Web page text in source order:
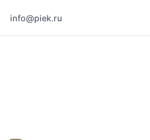
info@piek.ru